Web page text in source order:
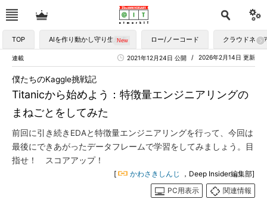
TOP AIを作り動かし守り生かす ロー/ノーコード クラウドネイ
連載 2026年2月14日 更新
2021年12月24日 公開
Titanicから始めよう：特徴量エンジニアリングの
まねごとをしてみた
僕たちのKaggle挑戦記
前回に引き続きEDAと特徴量エンジニアリングを行って、今回は
最後にできあがったデータフレームで学習をしてみましょう。目
指せ！ スコアアップ！
[ かわさきしんじ
，Deep Insider編集部]
PC用表示
関連情報